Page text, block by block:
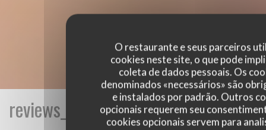
O restaurante e seus parceiros
cookies neste site, o que pode
coleta de dados pessoais. Os
denominados «necessários» são
e instalados por padrão. Outros
opcionais requerem seu
cookies opcionais servem para